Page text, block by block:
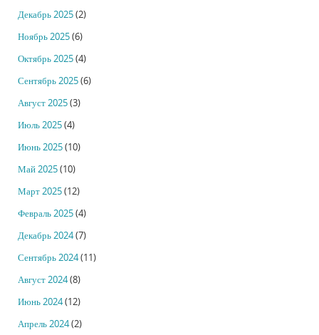
Декабрь 2025(2)
Ноябрь 2025(6)
Октябрь 2025(4)
Сентябрь 2025(6)
Август 2025(3)
Июль 2025(4)
Июнь 2025(10)
Май 2025(10)
Март 2025(12)
Февраль 2025(4)
Декабрь 2024(7)
Сентябрь 2024(11)
Август 2024(8)
Июнь 2024(12)
Апрель 2024(2)